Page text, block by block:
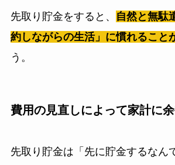
先取り貯金をすると、
自然と無駄
約しながらの生活」に慣れること
う。
費用の見直しによって家計に
先取り貯金は「先に貯金するなん